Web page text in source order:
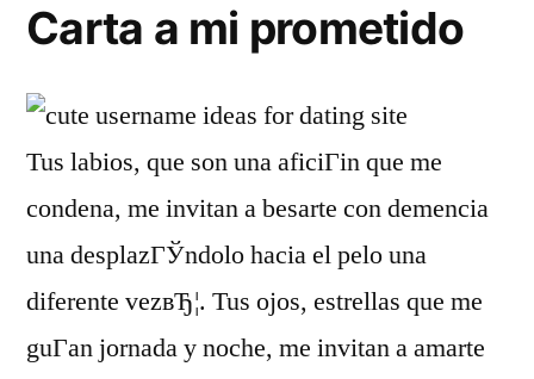
Carta a mi prometido
Tus labios, que son una aficiГіn que me
condena, me invitan a besarte con demencia
una desplazГЎndolo hacia el pelo una
diferente vezвЂ¦. Tus ojos, estrellas que me
guГ­an jornada y noche, me invitan a amarte